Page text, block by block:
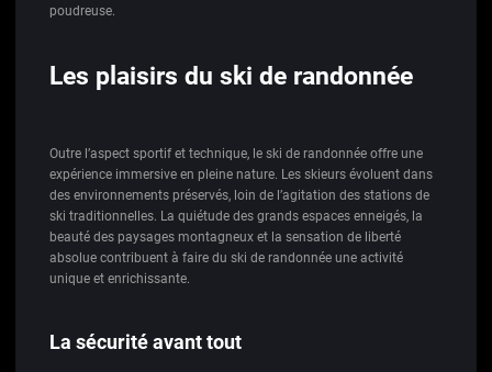
poudreuse.
Les plaisirs du ski de randonnée
Outre l’aspect sportif et technique, le ski de randonnée offre une
expérience immersive en pleine nature. Les skieurs évoluent dans
des environnements préservés, loin de l’agitation des stations de
ski traditionnelles. La quiétude des grands espaces enneigés, la
beauté des paysages montagneux et la sensation de liberté
absolue contribuent à faire du ski de randonnée une activité
unique et enrichissante.
La sécurité avant tout